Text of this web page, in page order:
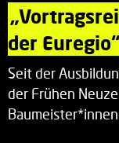
der Euregio“
Seit der
der Frühen